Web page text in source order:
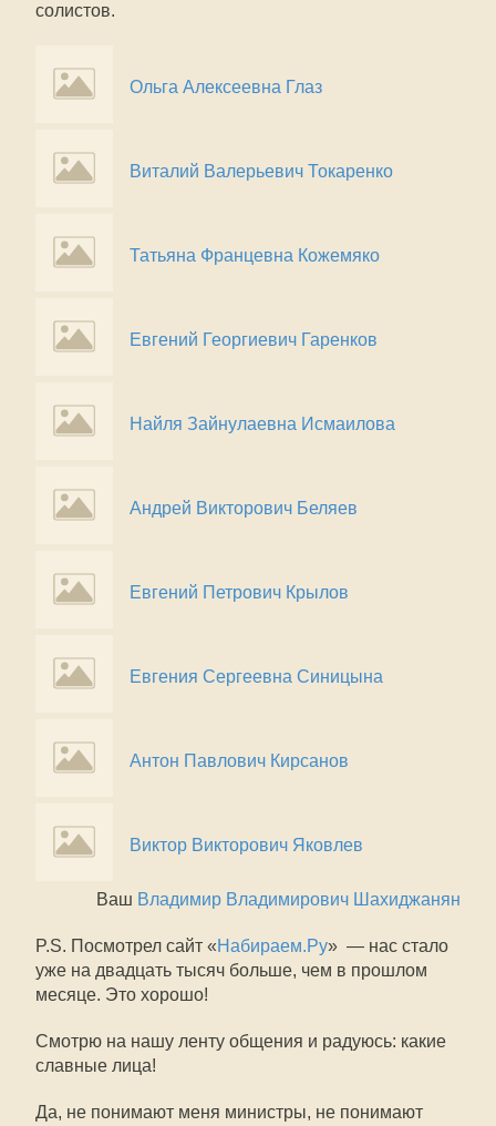
солистов.
Ольга Алексеевна Глаз
Виталий Валерьевич Токаренко
Татьяна Францевна Кожемяко
Евгений Георгиевич Гаренков
Найля Зайнулаевна Исмаилова
Андрей Викторович Беляев
Евгений Петрович Крылов
Евгения Сергеевна Синицына
Антон Павлович Кирсанов
Виктор Викторович Яковлев
Ваш Владимир Владимирович Шахиджанян
P.S. Посмотрел сайт «Набираем.Ру» — нас стало
уже на двадцать тысяч больше, чем в прошлом
месяце. Это хорошо!
Смотрю на нашу ленту общения и радуюсь: какие
славные лица!
Да, не понимают меня министры, не понимают